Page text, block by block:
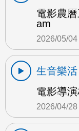
電影農
am
2026/05/04
生音樂活
電影導
2026/04/28